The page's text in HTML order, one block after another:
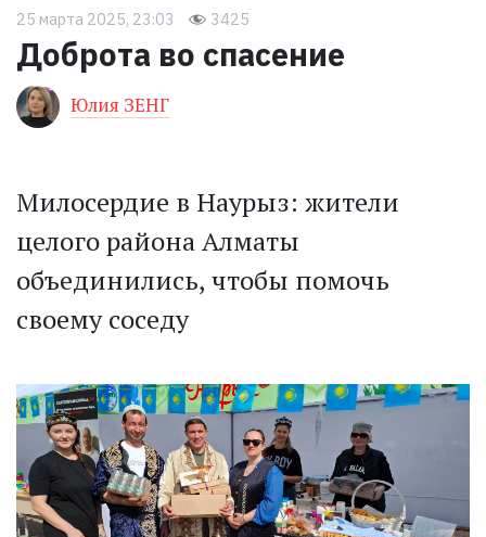
25 марта 2025, 23:03 3425
Доброта во спасение
Юлия ЗЕНГ
Милосердие в Наурыз: жители
целого района Алматы
объединились, чтобы помочь
своему соседу